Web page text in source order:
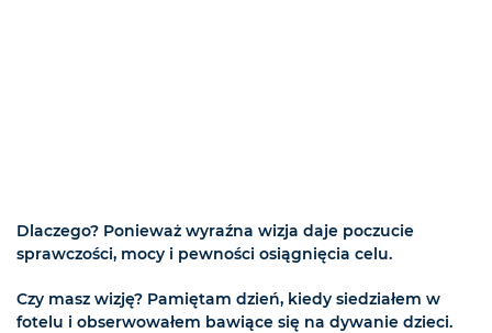
Dlaczego? Ponieważ wyraźna wizja daje poczucie
sprawczości, mocy i pewności osiągnięcia celu.
Czy masz wizję? Pamiętam dzień, kiedy siedziałem w
fotelu i obserwowałem bawiące się na dywanie dzieci.